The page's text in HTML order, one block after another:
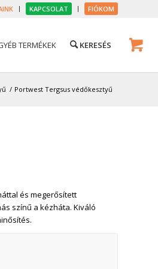
KAPCSOLAT FIÓKOM
TERMÉKEK
/ Portwest Tergsus védőkesztyű
és megerősített
színű a kézháta. Kiváló